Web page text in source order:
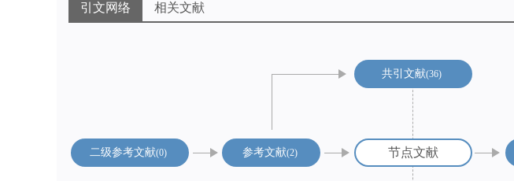
引文网络 相关文献
节点文献
二级参考文献 0 参考文献 2
共引文献 36